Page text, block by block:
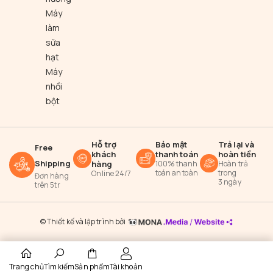
Máy
làm
sữa
hạt
Máy
nhồi
bột
Free
Shipping
Đơn hàng
trên 5tr
Hỗ trợ
khách
hàng
Online 24/7
Bảo mật
thanh toán
100% thanh
toán an toàn
Trả lại và
hoàn tiền
Hoàn trả
trong
3 ngày
© Thiết kế và lập trình bởi
Trang chủTìm kiếmSản phẩmTài khoản